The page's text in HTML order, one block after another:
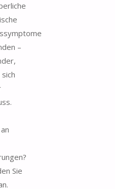
–
Sie